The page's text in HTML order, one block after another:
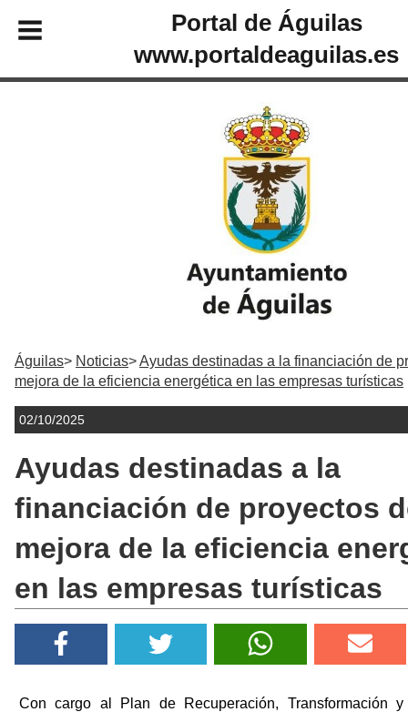
Portal de Águilas
www.portaldeaguilas.es
Águilas Noticias
Ayudas destinadas a la financiación de
mejora de la eficiencia energética en las empresas turísticas
02/10/2025
Ayudas destinadas a la
financiación de proyectos
mejora de la eficiencia
en las empresas turísticas
Con cargo al Plan de Recuperación, Transformación